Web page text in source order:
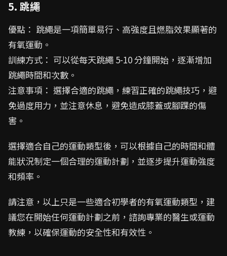
5. 跳繩
優點： 跳繩是一項簡單易行、高強度且燃脂效果顯著的
有氧運動。
訓練方式： 可以從每天跳繩 5-10 分鐘開始，逐漸增加
跳繩時間和次數。
注意事項： 選擇合適的跳繩，練習正確的跳繩技巧，避
免過度用力，並注意休息，避免造成膝蓋或腳踝的傷
害。
選擇適合自己的運動類型後，可以根據自己的時間和體
能狀況制定一個合理的運動計劃，並逐步提升運動強度
和頻率。
請注意，以上只是一些適合初學者的有氧運動類型，建
議您在開始任何運動計劃之前，諮詢專業的醫生或運動
教練，以確保運動的安全性和有效性。